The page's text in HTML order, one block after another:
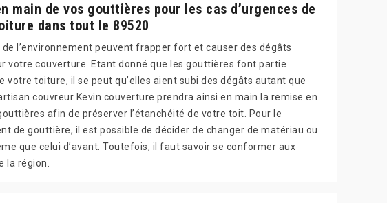
main de vos gouttières pour les cas d’urgences de
dans tout le 89520
de l’environnement peuvent frapper fort et causer des dégâts
votre couverture. Etant donné que les gouttières font partie
votre toiture, il se peut qu’elles aient subi des dégâts autant que
couvreur Kevin couverture prendra ainsi en main la remise en
afin de préserver l’étanchéité de votre toit. Pour le
de gouttière, il est possible de décider de changer de matériau ou
que celui d’avant. Toutefois, il faut savoir se conformer aux
la région.